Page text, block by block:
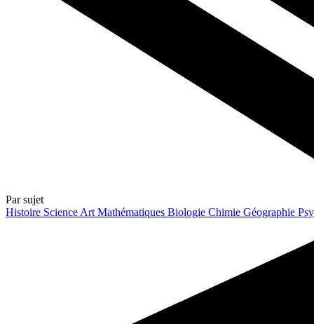
Par sujet
Histoire Science Art Mathématiques Biologie Chimie Géographie